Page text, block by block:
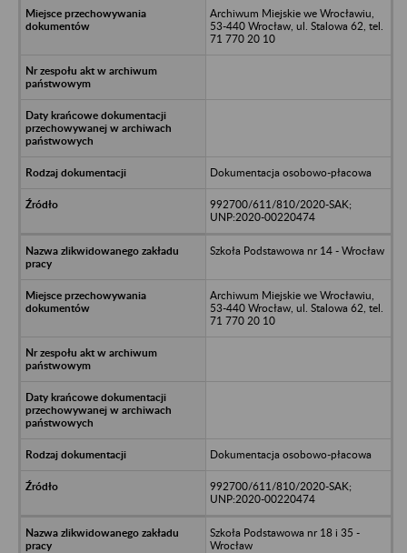
Archiwum Miejskie we Wrocławiu,
53-440 Wrocław, ul. Stalowa 62, tel.
71 770 20 10
Dokumentacja osobowo-płacowa
992700/611/810/2020-SAK;
UNP:2020-00220474
Szkoła Podstawowa nr 14 - Wrocław
Archiwum Miejskie we Wrocławiu,
53-440 Wrocław, ul. Stalowa 62, tel.
71 770 20 10
Dokumentacja osobowo-płacowa
992700/611/810/2020-SAK;
UNP:2020-00220474
Szkoła Podstawowa nr 18 i 35 -
Wrocław